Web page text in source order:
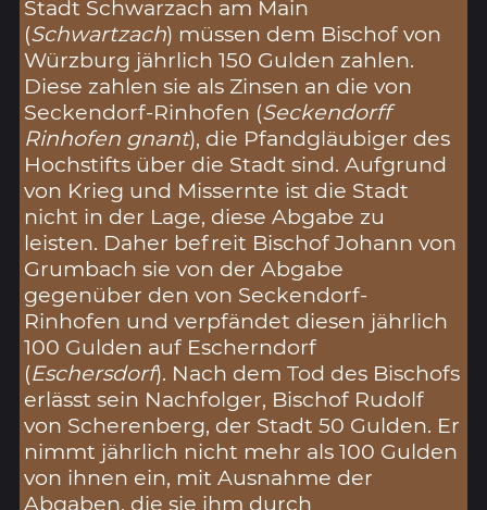
Stadt Schwarzach am Main
(Schwartzach) müssen dem Bischof von
Würzburg jährlich 150 Gulden zahlen.
Diese zahlen sie als Zinsen an die von
Seckendorf-Rinhofen (Seckendorff
Rinhofen gnant), die Pfandgläubiger des
Hochstifts über die Stadt sind. Aufgrund
von Krieg und Missernte ist die Stadt
nicht in der Lage, diese Abgabe zu
leisten. Daher befreit Bischof Johann von
Grumbach sie von der Abgabe
gegenüber den von Seckendorf-
Rinhofen und verpfändet diesen jährlich
100 Gulden auf Escherndorf
(Eschersdorf). Nach dem Tod des Bischofs
erlässt sein Nachfolger, Bischof Rudolf
von Scherenberg, der Stadt 50 Gulden. Er
nimmt jährlich nicht mehr als 100 Gulden
von ihnen ein, mit Ausnahme der
Abgaben, die sie ihm durch